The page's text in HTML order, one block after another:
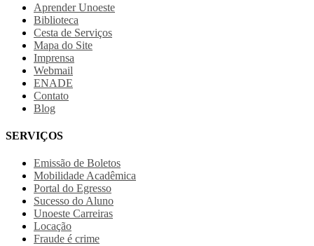
Aprender Unoeste
Biblioteca
Cesta de Serviços
Mapa do Site
Imprensa
Webmail
ENADE
Contato
Blog
SERVIÇOS
Emissão de Boletos
Mobilidade Acadêmica
Portal do Egresso
Sucesso do Aluno
Unoeste Carreiras
Locação
Fraude é crime